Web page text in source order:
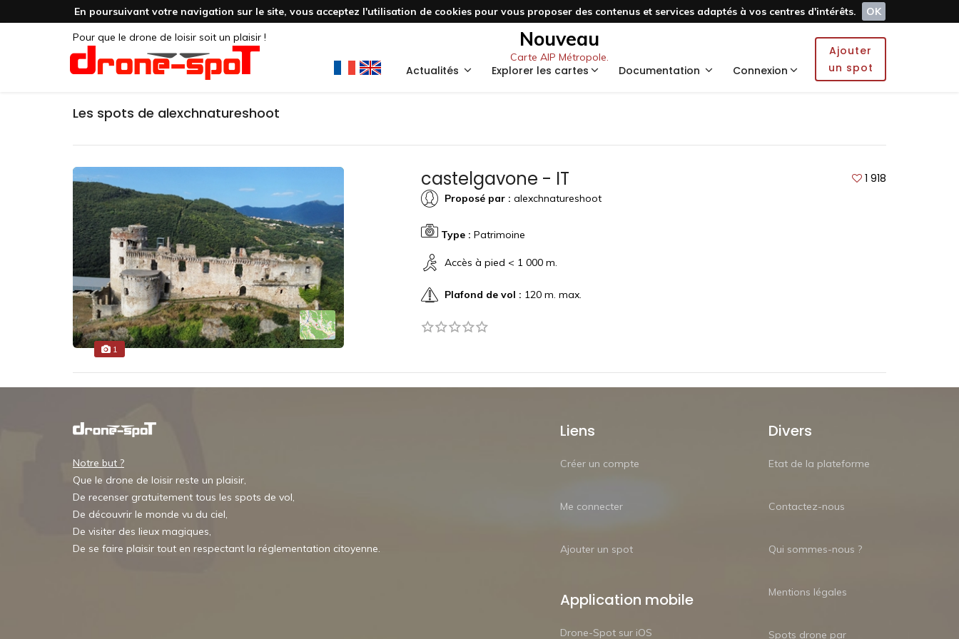
En poursuivant votre navigation sur le site, vous acceptez l'utilisation de cookies pour vous proposer des contenus et services adaptés à vos centres d'intérêts.
OK
Pour que le drone de loisir soit un plaisir !
Nouveau
Carte AIP Métropole.
Actualités Explorer les cartes Documentation Connexion
Ajouter
un spot
Les spots de alexchnatureshoot
1
castelgavone - IT 1 918
Proposé par : alexchnatureshoot
Type : Patrimoine
Accès à pied < 1 000 m.
Plafond de vol : 120 m. max.
Notre but ?
Que le drone de loisir reste un plaisir,
De recenser gratuitement tous les spots de vol,
De découvrir le monde vu du ciel,
De visiter des lieux magiques,
De se faire plaisir tout en respectant la réglementation citoyenne.
Liens
Créer un compte
Me connecter
Ajouter un spot
Application mobile
Drone-Spot sur iOS
Divers
Etat de la plateforme
Contactez-nous
Qui sommes-nous ?
Mentions légales
Spots drone par